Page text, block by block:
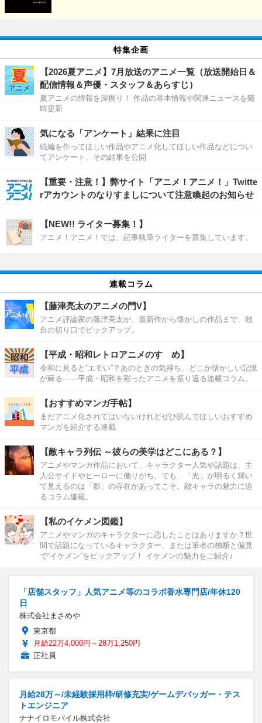
特集企画
【2026夏アニメ】7月放送のアニメ一覧（放送開始日＆
配信情報＆声優・スタッフ＆あらすじ）
夏アニメの情報を深掘り！ 作品の基本情報や関連ニュースを随
時更新
気になる「アンケート」結果に注目
続編を作ってほしい作品やアニメ化してほしい作品などについ
てアンケート、その結果を公開
【重要・注意！】弊サイト「アニメ！アニメ！」Twitte
rアカウントのなりすましについて注意喚起のお知らせ
【NEW!! ライター募集！】
アニメ！アニメ！では、記事執筆ライターを募集しています。
連載コラム
【藤津亮太のアニメの門V】
アニメ評論家の藤津亮太が、最新作から懐かしの作品まで、独
自の切り口でピックアップ。
【平成・昭和レトロアニメのすゝめ】
令和に見ると“エモい”？あのときの気持ち、どこか懐かしい記憶
が蘇る――平成・昭和を彩ったアニメを振り返る連載コラム。
【おすすめマンガ手帖】
まだアニメ化されてはいないけれどぜひ読んでほしいおすすめ
マンガを紹介する連載
【敵キャラ列伝 ～彼らの美学はどこにある？】
アニメやマンガ作品において、キャラクター人気や話題は、主
人公サイドやヒーローに偏りがち。でも、「光」が明るく輝い
て見えるのは「影」の存在があってこそ。敵キャラの魅力に迫
るコラム連載。
【私のイケメン図鑑】
アニメやマンガのキャラクターに恋したことはありますか？世
間で話題になっているキャラクター、または筆者の独断と偏見
で“イケメン”をピックアップ！ イケメンの魅力をご紹介♪
「店舗スタッフ」人気アニメ等のコラボ香水専門店/年休120
日
株式会社まさめや
東京都
月給22万4,000円～28万1,250円
正社員
月給28万～/未経験採用枠/研修充実/ゲームデバッガー・テス
トエンジニア
ナナイロモバイル株式会社